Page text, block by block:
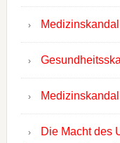
Die Macht des